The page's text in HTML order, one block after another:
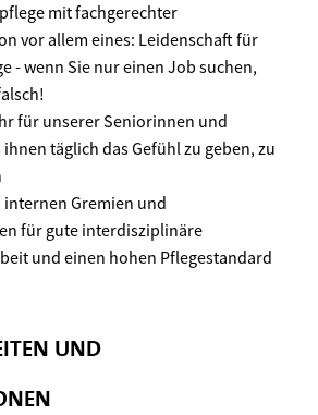
mit fachgerechter
vor allem eines: Leidenschaft für
- wenn Sie nur einen Job suchen,
für unserer Seniorinnen und
täglich das Gefühl zu geben, zu
internen Gremien und
für gute interdisziplinäre
und einen hohen Pflegestandard
UND